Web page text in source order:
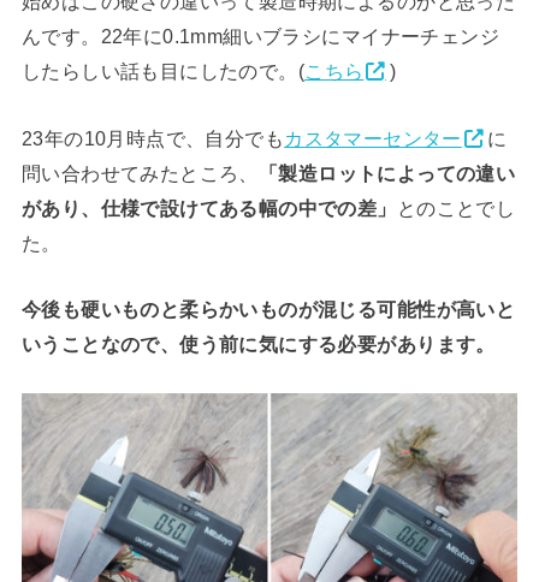
んです。22年に0.1mm細いブラシにマイナーチェンジ
したらしい話も目にしたので。(こちら )
23年の10月時点で、自分でも カスタマーセンター
に
問い合わせてみたところ、
「製造ロットによっての違い
があり、仕様で設けてある幅の中での差」
とのことでし
た。
今後も硬いものと柔らかいものが混じる可能性が高いと
いうことなので、使う前に気にする必要があります。